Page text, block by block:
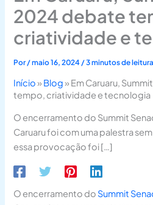
2024 debate
criatividade e
Por/maio 16, 2024 /3 minutos de leitura
Início» Blog» Em Caruaru,
tempo, criatividade e tecnologia
O encerramento do Summit
Caruaru foi com uma palestra
essa provocação foi […]
O encerramento do Summit